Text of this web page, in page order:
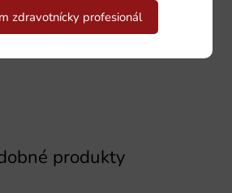
zdravotnícky profesionál
produkty